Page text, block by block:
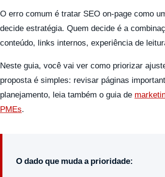
O erro comum é tratar SEO on-page como
decide estratégia. Quem decide é a
conteúdo, links internos, experiência de
Neste guia, você vai ver como priorizar
proposta é simples: revisar páginas
planejamento, leia também o guia de
PMEs.
O dado que muda a prioridade: